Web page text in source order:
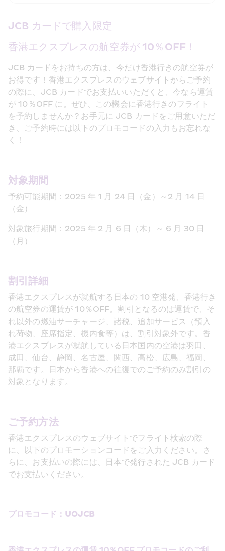
JCB カードで購入限定
香港エクスプレスの航空券が 10％OFF！
JCB カードをお持ちの方は、今だけ香港行きの航空券が
お得です！香港エクスプレスのウェブサイトからご予約
の際に、JCB カードでお支払いいただくと、今なら運賃
が 10％OFF に。ぜひ、この機会に香港行きのフライト
を予約しませんか？お手元に JCB カードをご用意いただ
き、ご予約時には以下のプロモコードの入力もお忘れな
く！
対象期間
予約可能期間：2025 年 1 月 24 日（金）～2 月 14 日
（金）
対象旅行期間：2025 年 2 月 6 日（木）～ 6 月 30 日
（月）
割引詳細
香港エクスプレスが就航する日本の 10 空港発、香港行き
の航空券の運賃が 10％OFF。割引となるのは運賃で、そ
れ以外の燃油サーチャージ、諸税、追加サービス（預入
れ荷物、座席指定、機内食等）は、割引対象外です。香
港エクスプレスが就航している日本国内の空港は羽田、
成田、仙台、静岡、名古屋、関西、高松、広島、福岡、
那覇です。日本から香港への往復でのご予約のみ割引の
対象となります。
ご予約方法
香港エクスプレスのウェブサイトでフライト検索の際
に、以下のプロモーションコードをご入力ください。さ
らに、お支払いの際には、日本で発行された JCB カード
でお支払いください。
プロモコード：UOJCB